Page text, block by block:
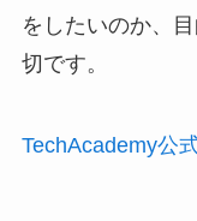
をしたいのか、
切です。
TechAcademy公